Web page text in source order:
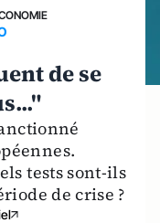
de se
tests sont-ils
de crise ?